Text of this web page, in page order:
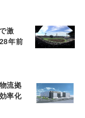
激
年前
流拠
率化